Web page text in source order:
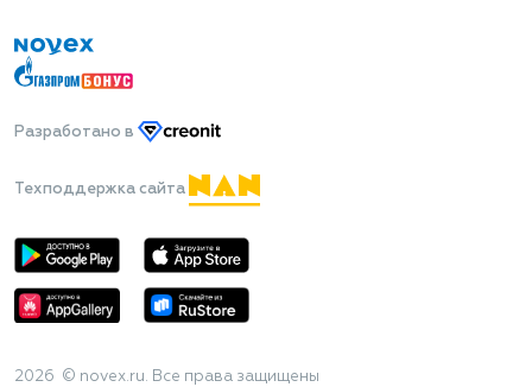
Разработано в
Техподдержка сайта
2026 © novex.ru. Все права защищены